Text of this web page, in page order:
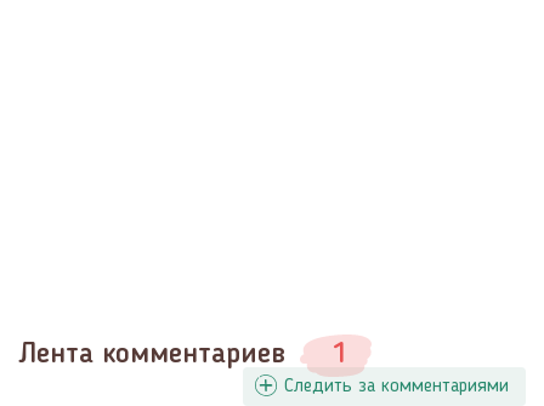
Лента комментариев 1
Следить за комментариями